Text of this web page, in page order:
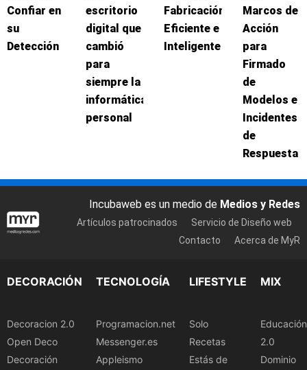
Confiar en
su
Detección
escritorio
digital que
cambió
para
siempre la
informática
personal
Fabricación
Eficiente e
Inteligente
Marcos de
Acción
para
Firmado
de
Modelos e
Incidentes
de
Respuesta
Incubaweb es un medio de Medios y Redes
Artículos patrocinados
Servicio de Diseño web
Contacto
Acerca de MyR
DECORACIÓN
Decoracion 2.0
Open Deco
Decoración
TECNOLOGÍA
Programacion.net
Messenger.es
Appleismo
LIFESTYLE
Solo
Recetas
Estás de
MIX
Educación
2.0
Dominio